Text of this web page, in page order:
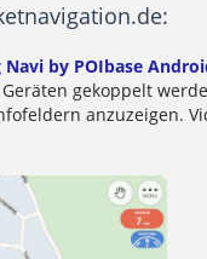
Navi by POIbase
gekoppelt
anzuzeigen.